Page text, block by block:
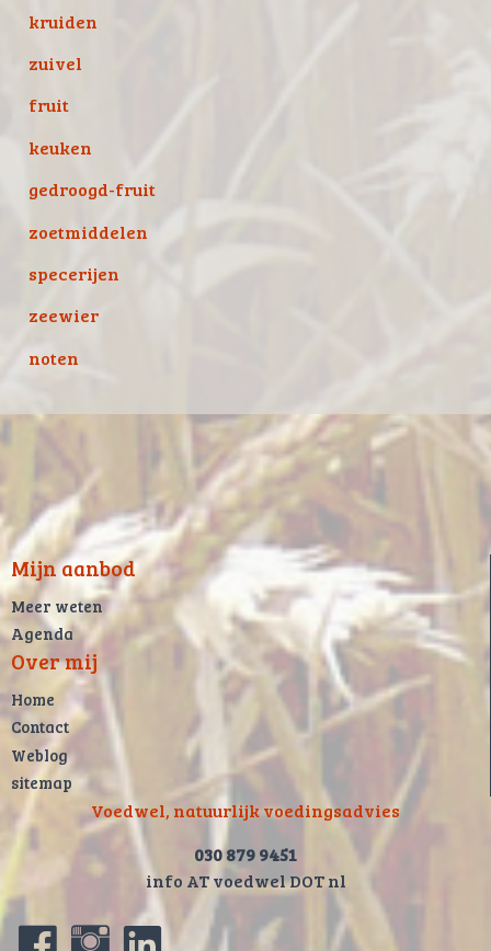
kruiden
zuivel
fruit
keuken
gedroogd-fruit
zoetmiddelen
specerijen
zeewier
noten
Mijn aanbod
Meer weten
Agenda
Over mij
Home
Contact
Weblog
sitemap
Voedwel, natuurlijk voedingsadvies
030 879 9451
info AT voedwel DOT nl